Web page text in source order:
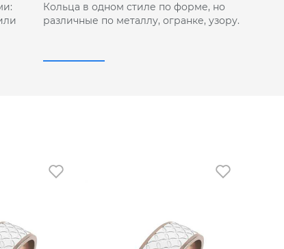
Кольца в одном стиле по форме, но
различные по металлу, огранке, узору.